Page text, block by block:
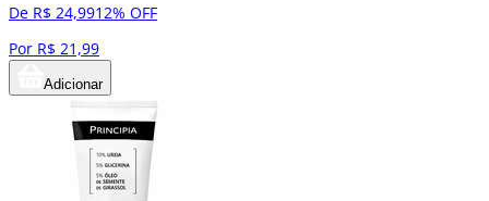
De R$ 24,9912% OFF
Por R$ 21,99
Adicionar